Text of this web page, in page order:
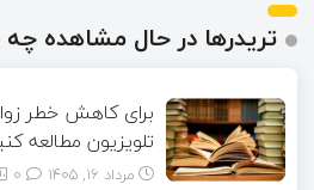
تریدرها در حال مشاهده
برای کاهش خطر
تلویزیون مطالعه
مرداد ۱۶, ۱۴۰۵